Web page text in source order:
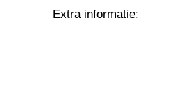
Extra informatie: